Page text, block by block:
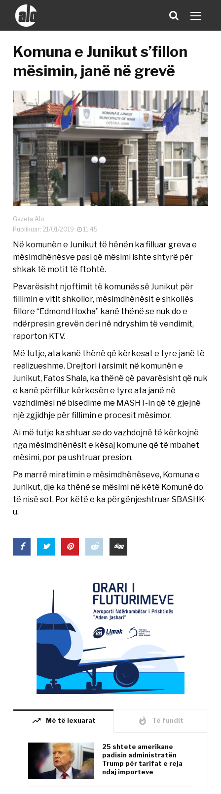
Komuna e Junikut s’fillon
mësimin, janë në grevë
Gazeta Alo
Publikuar: 21/01/2019
11:45
Në komunën e Junikut të hënën ka filluar greva e
mësimdhënësve pasi që mësimi ishte shtyrë për
shkak të motit të ftohtë.
Pavarësisht njoftimit të komunës së Junikut për
fillimin e vitit shkollor, mësimdhënësit e shkollës
fillore “Edmond Hoxha” kanë thënë se nuk do e
ndërpresin grevën deri në ndryshim të vendimit,
raporton KTV.
Më tutje, ata kanë thënë që kërkesat e tyre janë të
realizueshme. Drejtori i arsimit në komunën e
Junikut, Fatos Shala, ka thënë që pavarësisht që nuk
e kanë përfillur kërkesën e tyre ata janë në
vazhdimësi në bisedime me MASHT-in që të gjejnë
një zgjidhje për fillimin e procesit mësimor.
Ai më tutje ka shtuar se do vazhdojnë të kërkojnë
nga mësimdhënësit e kësaj komune që të mbahet
mësimi, por pa ushtruar presion.
Pa marrë miratimin e mësimdhënëseve, Komuna e
Junikut, dje ka thënë se mësimi në këtë Komunë do
të nisë sot. Por këtë e ka përgënjeshtruar SBASHK-
u.
trending_up Më të lexuarat whatshot Të fundit
25 shtete amerikane
padisin administratën
Trump për tarifat e reja
ndaj importeve